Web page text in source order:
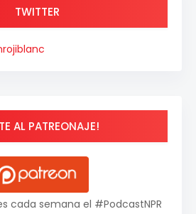
TWITTER
AL PATREONAJE!
cada semana el #PodcastNPR